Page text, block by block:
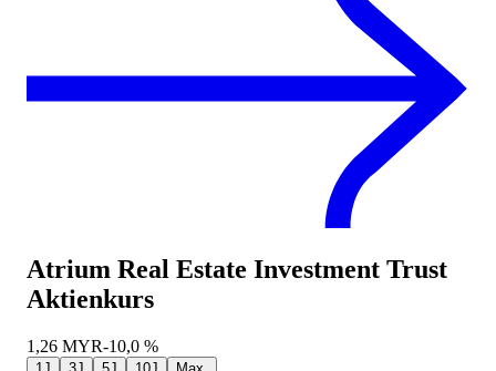
Atrium Real Estate Investment Trust
Aktienkurs
1,26 MYR-10,0 %